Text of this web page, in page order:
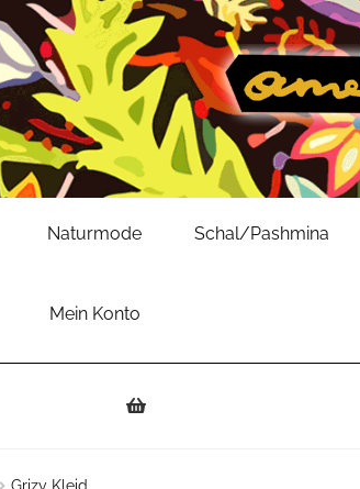
Naturmode Schal/Pashmina
Mein Konto